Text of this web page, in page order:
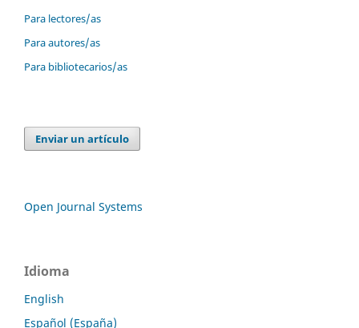
Para lectores/as
Para autores/as
Para bibliotecarios/as
Enviar un artículo
Open Journal Systems
Idioma
English
Español (España)